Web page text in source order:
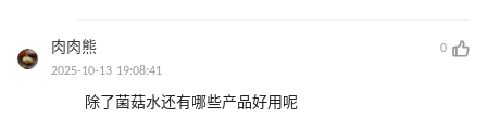
肉肉熊
0
2025-10-13 19:08:41
除了菌菇水还有哪些产品好用呢